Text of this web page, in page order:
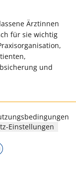
Ärztinnen
für sie wichtig
und
Einstellungen